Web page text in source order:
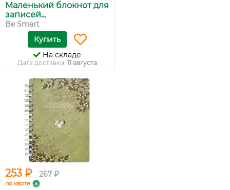
Маленький блокнот для
записей...
Be Smart
Купить
На складе
Дата доставки: 11 августа
253 ₽ 267 ₽
по карте